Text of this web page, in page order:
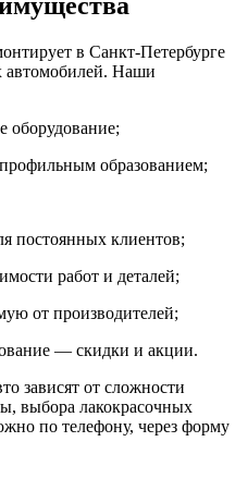
в Санкт-Петербурге
автомобилей. Наши
оборудование;
образованием;
постоянных клиентов;
работ и деталей;
от производителей;
— скидки и акции.
зависят от сложности
выбора лакокрасочных
по телефону, через форму